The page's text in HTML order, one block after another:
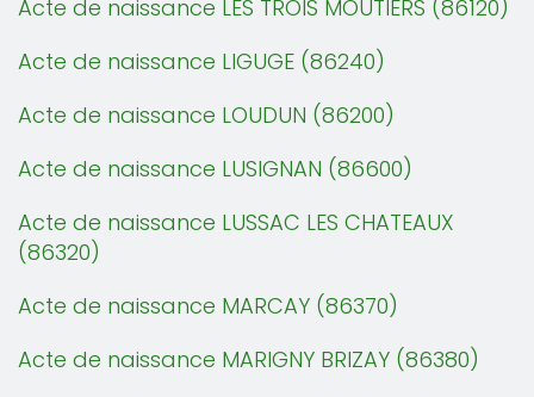
Acte de naissance LES TROIS MOUTIERS (86120)
Acte de naissance LIGUGE (86240)
Acte de naissance LOUDUN (86200)
Acte de naissance LUSIGNAN (86600)
Acte de naissance LUSSAC LES CHATEAUX
(86320)
Acte de naissance MARCAY (86370)
Acte de naissance MARIGNY BRIZAY (86380)